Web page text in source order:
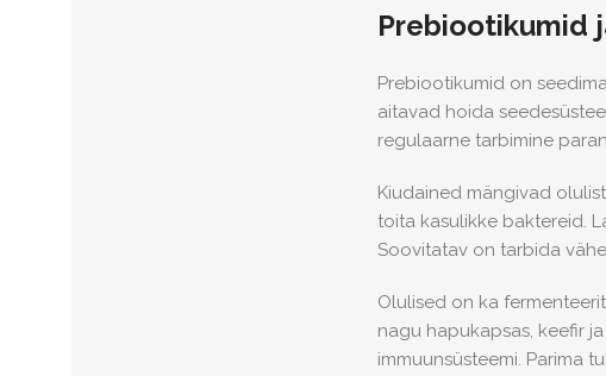
Prebiootikumid
Prebiootikumid on
aitavad hoida
regulaarne tarbimine
Kiudained mängivad
toita kasulikke baktereid.
Soovitatav on tarbida
Olulised on ka
nagu hapukapsas, keefir
immuunsüsteemi. Parima